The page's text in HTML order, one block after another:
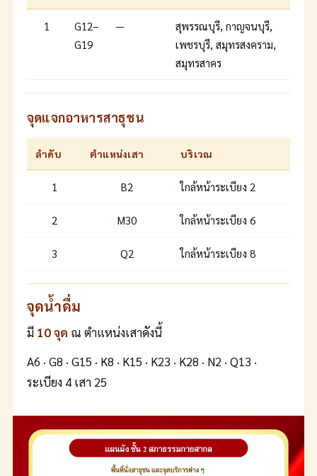
1
G12–
G19
—
สุพรรณบุรี, กาญจนบุรี,
เพชรบุรี, สมุทรสงคราม,
สมุทรสาคร
จุดแจกอาหารสาธุชน
ลำดับ ตำแหน่งเสา บริเวณ
1 B2 ใกล้หน้าระเบียง 2
2 M30 ใกล้หน้าระเบียง 6
3 Q2 ใกล้หน้าระเบียง 8
จุดน้ำดื่ม
มี 10 จุด ณ ตำแหน่งเสาดังนี้
A6 · G8 · G15 · K8 · K15 · K23 · K28 · N2 · Q13 ·
ระเบียง 4 เสา 25